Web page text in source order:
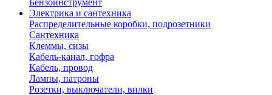
Бензоинструмент
Электрика и сантехника
Распределительные коробки, подрозетники
Сантехника
Клеммы, сизы
Кабель-канал, гофра
Кабель, провод
Лампы, патроны
Розетки, выключатели, вилки